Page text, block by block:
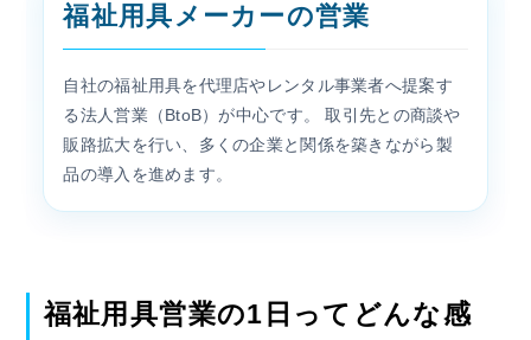
福祉用具メーカーの営業
自社の福祉用具を代理店やレンタル事業者へ提案す
る法人営業（BtoB）が中心です。 取引先との商談や
販路拡大を行い、多くの企業と関係を築きながら製
品の導入を進めます。
福祉用具営業の1日ってどんな感